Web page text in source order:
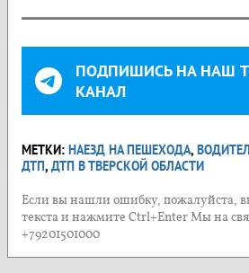
ПОДПИШИСЬ НА НАШ
КАНАЛ
МЕТКИ: НАЕЗД НА ПЕШЕХОДА,
ДТП, ДТП В ТВЕРСКОЙ ОБЛАСТИ
Если вы нашли ошибку, пожалуйста,
текста и нажмите Ctrl+Enter Мы на
+79201501000